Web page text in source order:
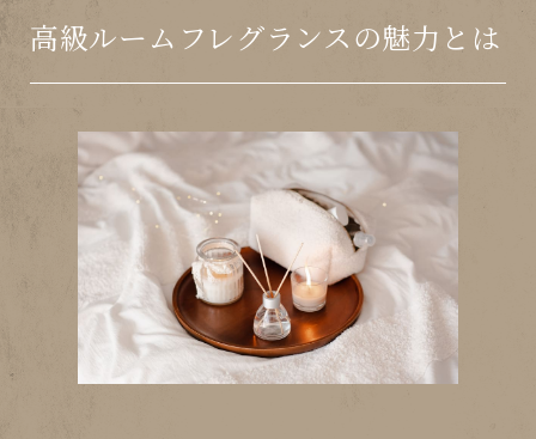
高級ルームフレグランスの魅力とは